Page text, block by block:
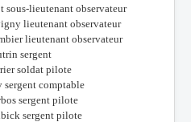
sous-lieutenant observateur
lieutenant observateur
lieutenant observateur
sergent
soldat pilote
sergent comptable
sergent pilote
sergent pilote